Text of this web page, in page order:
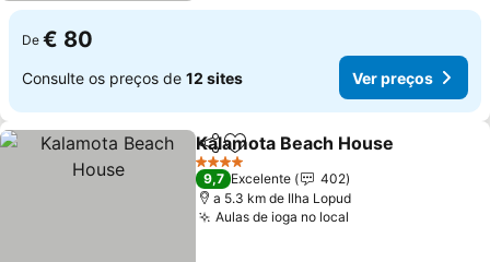
De € 80
Consulte os preços de 12 sites Ver preços
PartilharAdicionar aos favoritos
Kalamota Beach House
4 Estrelas
9,7 Excelente
402
a 5.3 km de Ilha Lopud
Aulas de ioga no local